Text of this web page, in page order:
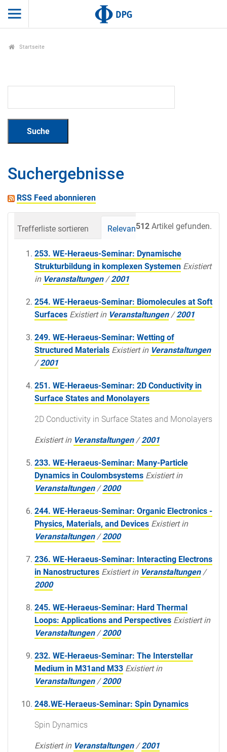
Startseite
Suchergebnisse
RSS Feed abonnieren
512 Artikel gefunden.
Trefferliste sortieren Relevanz Datum
253. WE-Heraeus-Seminar: Dynamische
Strukturbildung in komplexen Systemen Existiert
in Veranstaltungen /2001
254. WE-Heraeus-Seminar: Biomolecules at Soft
Surfaces Existiert in Veranstaltungen /2001
249. WE-Heraeus-Seminar: Wetting of
Structured Materials Existiert in Veranstaltungen
/2001
251. WE-Heraeus-Seminar: 2D Conductivity in
Surface States and Monolayers
2D Conductivity in Surface States and Monolayers
Existiert in Veranstaltungen /2001
233. WE-Heraeus-Seminar: Many-Particle
Dynamics in Coulombsystems Existiert in
Veranstaltungen /2000
244. WE-Heraeus-Seminar: Organic Electronics -
Physics, Materials, and Devices Existiert in
Veranstaltungen /2000
236. WE-Heraeus-Seminar: Interacting Electrons
in Nanostructures Existiert in Veranstaltungen /
2000
245. WE-Heraeus-Seminar: Hard Thermal
Loops: Applications and Perspectives Existiert in
Veranstaltungen /2000
232. WE-Heraeus-Seminar: The Interstellar
Medium in M31and M33 Existiert in
Veranstaltungen /2000
248.WE-Heraeus-Seminar: Spin Dynamics
Spin Dynamics
Existiert in Veranstaltungen /2001